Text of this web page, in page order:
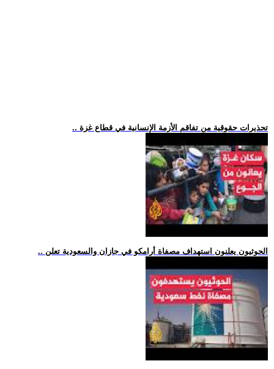
.. تحذيرات حقوقية من تفاقم الأزمة الإنسانية في قطاع غزة
.. الحوثيون يعلنون استهداف مصفاة أرامكو في جازان والسعودية تعلن